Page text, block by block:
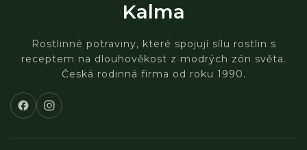
Kalma
Rostlinné potraviny, které spojují sílu rostlin s
receptem na dlouhověkost z modrých zón světa.
Česká rodinná firma od roku 1990.